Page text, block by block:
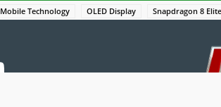
Mobile Technology OLED Display Snapdragon 8